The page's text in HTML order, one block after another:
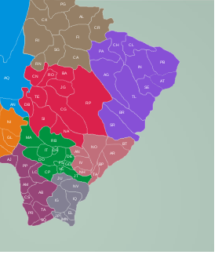
AQ
AN
CX
RI
AL
CR
FI
SG
BA
CA
PA
CH CL
PB
SE
TL
AG
BR
SR
BT
AR
RP
RO
JG
CG
SI
NA
TA
NH
JT
RB
MA
IT
DR
DO
CP
JU
NV
IQ
EL
NI
PP
AJ
LC
AM
AB
JP
DB
TE
CS
PR
TA
SQ
IG
MN
IN
NO
BP
RN
CN
GL
AN
IV
FS
VC
GD
DE
AT
PG